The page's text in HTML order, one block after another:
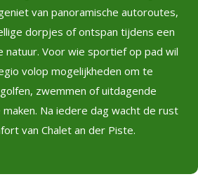
van panoramische autoroutes,
dorpjes of ontspan tijdens een
natuur. Voor wie sportief op pad wil
volop mogelijkheden om te
zwemmen of uitdagende
Na iedere dag wacht de rust
van Chalet an der Piste.